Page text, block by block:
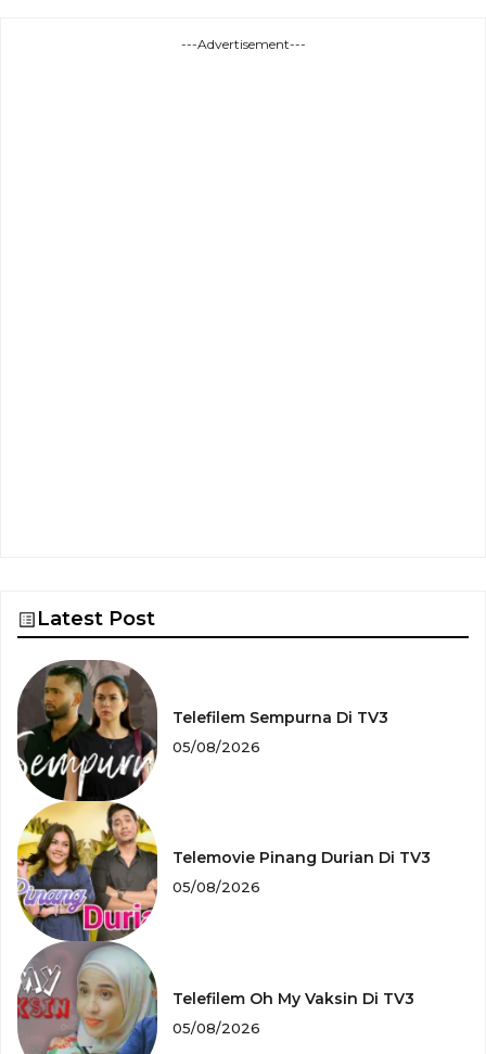
---Advertisement---
Latest Post
Telefilem Sempurna Di TV3
05/08/2026
Telemovie Pinang Durian Di TV3
05/08/2026
Telefilem Oh My Vaksin Di TV3
05/08/2026